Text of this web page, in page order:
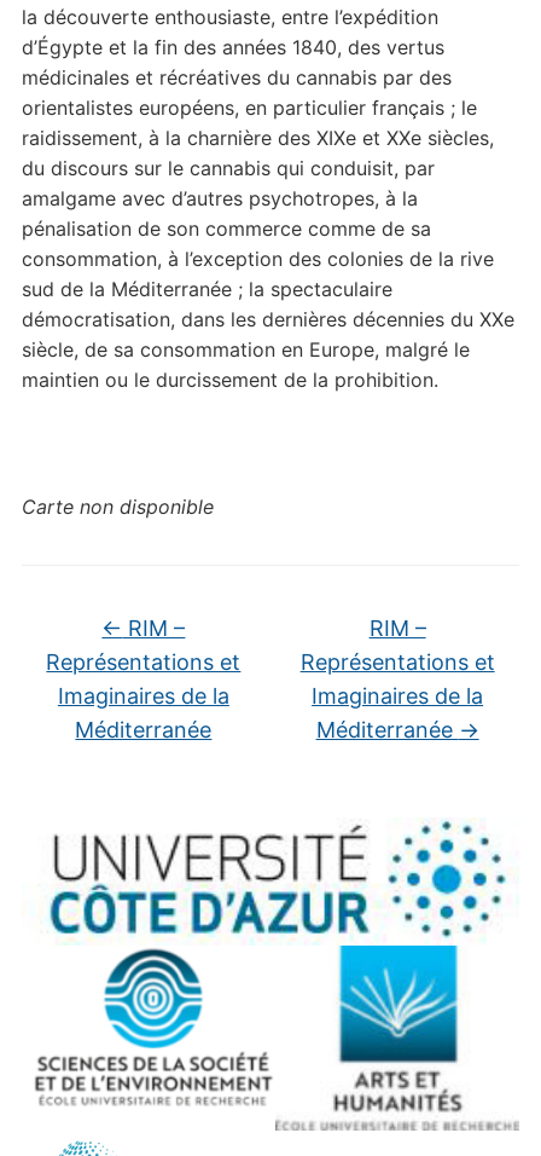
la découverte enthousiaste, entre l’expédition
d’Égypte et la fin des années 1840, des vertus
médicinales et récréatives du cannabis par des
orientalistes européens, en particulier français ; le
raidissement, à la charnière des XIXe et XXe siècles,
du discours sur le cannabis qui conduisit, par
amalgame avec d’autres psychotropes, à la
pénalisation de son commerce comme de sa
consommation, à l’exception des colonies de la rive
sud de la Méditerranée ; la spectaculaire
démocratisation, dans les dernières décennies du XXe
siècle, de sa consommation en Europe, malgré le
maintien ou le durcissement de la prohibition.
Carte non disponible
← RIM –
Représentations et
Imaginaires de la
Méditerranée
RIM –
Représentations et
Imaginaires de la
Méditerranée →